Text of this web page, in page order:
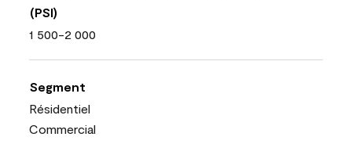
(PSI)
1 500-2 000
Segment
Résidentiel
Commercial